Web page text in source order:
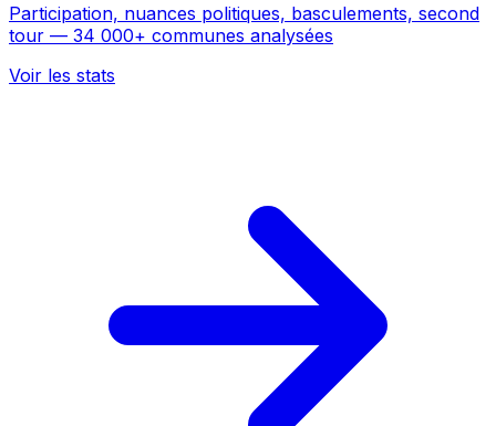
Participation, nuances politiques, basculements, second
tour — 34 000+ communes analysées
Voir les stats